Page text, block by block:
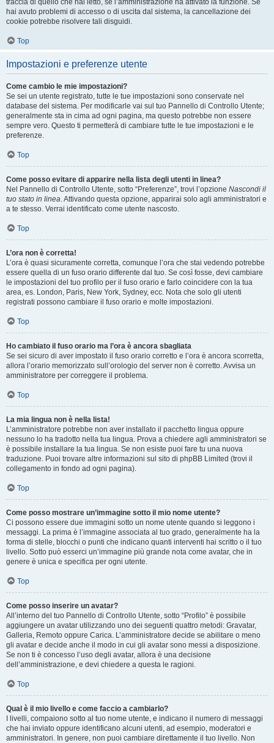
traccia di quello che hai letto, se l’amministrazione ha attivato la funzione. Se
hai avuto problemi di accesso o di uscita dal sistema, la cancellazione dei
cookie potrebbe risolvere tali disguidi.
Top
Impostazioni e preferenze utente
Come cambio le mie impostazioni?
Se sei un utente registrato, tutte le tue impostazioni sono conservate nel
database del sistema. Per modificarle vai sul tuo Pannello di Controllo Utente;
generalmente sta in cima ad ogni pagina, ma questo potrebbe non essere
sempre vero. Questo ti permetterà di cambiare tutte le tue impostazioni e le
preferenze.
Top
Come posso evitare di apparire nella lista degli utenti in linea?
Nel Pannello di Controllo Utente, sotto “Preferenze”, trovi l’opzione Nascondi il
tuo stato in linea. Attivando questa opzione, apparirai solo agli amministratori e
a te stesso. Verrai identificato come utente nascosto.
Top
L’ora non è corretta!
L’ora è quasi sicuramente corretta, comunque l’ora che stai vedendo potrebbe
essere quella di un fuso orario differente dal tuo. Se così fosse, devi cambiare
le impostazioni del tuo profilo per il fuso orario e farlo coincidere con la tua
area, es. London, Paris, New York, Sydney, ecc. Nota che solo gli utenti
registrati possono cambiare il fuso orario e molte impostazioni.
Top
Ho cambiato il fuso orario ma l’ora è ancora sbagliata
Se sei sicuro di aver impostato il fuso orario corretto e l’ora è ancora scorretta,
allora l’orario memorizzato sull’orologio del server non è corretto. Avvisa un
amministratore per correggere il problema.
Top
La mia lingua non è nella lista!
L’amministratore potrebbe non aver installato il pacchetto lingua oppure
nessuno lo ha tradotto nella tua lingua. Prova a chiedere agli amministratori se
è possibile installare la tua lingua. Se non esiste puoi fare tu una nuova
traduzione. Puoi trovare altre informazioni sul sito di phpBB Limited (trovi il
collegamento in fondo ad ogni pagina).
Top
Come posso mostrare un’immagine sotto il mio nome utente?
Ci possono essere due immagini sotto un nome utente quando si leggono i
messaggi. La prima è l’immagine associata al tuo grado, generalmente ha la
forma di stelle, blocchi o punti che indicano quanti interventi hai scritto o il tuo
livello. Sotto può esserci un’immagine più grande nota come avatar, che in
genere è unica e specifica per ogni utente.
Top
Come posso inserire un avatar?
All’interno del tuo Pannello di Controllo Utente, sotto “Profilo” è possibile
aggiungere un avatar utilizzando uno dei seguenti quattro metodi: Gravatar,
Galleria, Remoto oppure Carica. L’amministratore decide se abilitare o meno
gli avatar e decide anche il modo in cui gli avatar sono messi a disposizione.
Se non ti è concesso l’uso degli avatar, allora è una decisione
dell’amministrazione, e devi chiedere a questa le ragioni.
Top
Qual è il mio livello e come faccio a cambiarlo?
I livelli, compaiono sotto al tuo nome utente, e indicano il numero di messaggi
che hai inviato oppure identificano alcuni utenti, ad esempio, moderatori e
amministratori. In genere, non puoi cambiare direttamente il tuo livello. Non